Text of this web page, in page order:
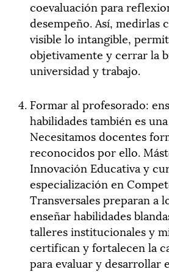
coevaluación para
desempeño. Así, medirlas
visible lo intangible,
objetivamente y cerrar la
universidad y trabajo.
Formar al profesorado:
habilidades también es
Necesitamos docentes
reconocidos por ello.
Innovación Educativa y
especialización en
Transversales preparan a
enseñar habilidades
talleres institucionales y
certifican y fortalecen la
para evaluar y desarrollar